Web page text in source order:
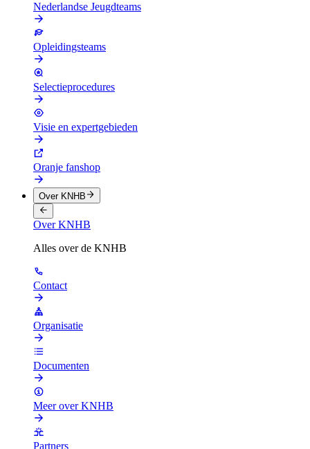
Nederlandse Jeugdteams
Opleidingsteams
Selectieprocedures
Visie en expertgebieden
Oranje fanshop
Over KNHB
Over KNHB
Alles over de KNHB
Contact
Organisatie
Documenten
Meer over KNHB
Partners